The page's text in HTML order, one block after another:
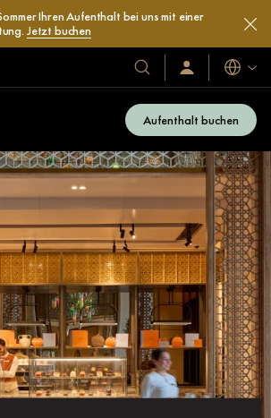
Ihren Aufenthalt bei uns mit einer
Jetzt buchen
Unsere
Hotels
und
Resorts
Anmelden/Jetzt
beitreten
Sprachen
Aufenthalt buchen